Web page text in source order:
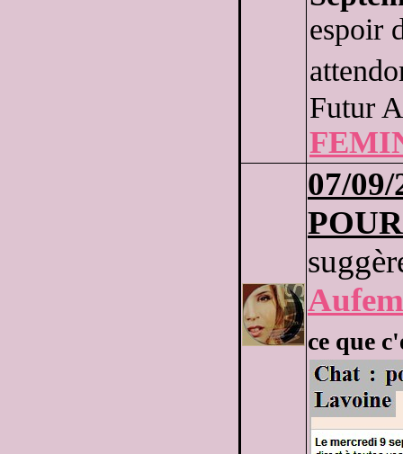
espoir
Futur
07/09/
ce que